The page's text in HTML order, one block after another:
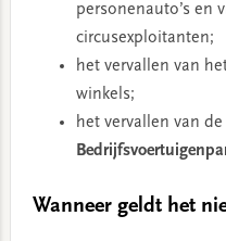
personenauto’s en
circusexploitanten;
het vervallen van
winkels;
het vervallen van
Wanneer geldt het